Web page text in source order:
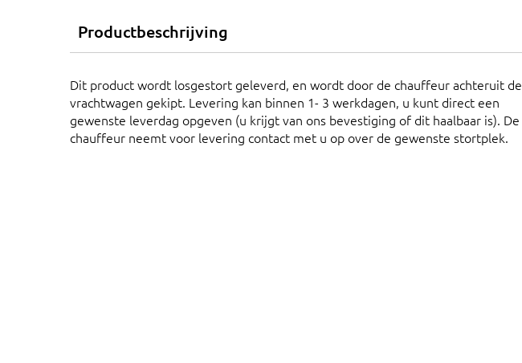
Productbeschrijving
Dit product wordt losgestort geleverd, en wordt door de chauffeur achteruit de
vrachtwagen gekipt. Levering kan binnen 1- 3 werkdagen, u kunt direct een
gewenste leverdag opgeven (u krijgt van ons bevestiging of dit haalbaar is). De
chauffeur neemt voor levering contact met u op over de gewenste stortplek.